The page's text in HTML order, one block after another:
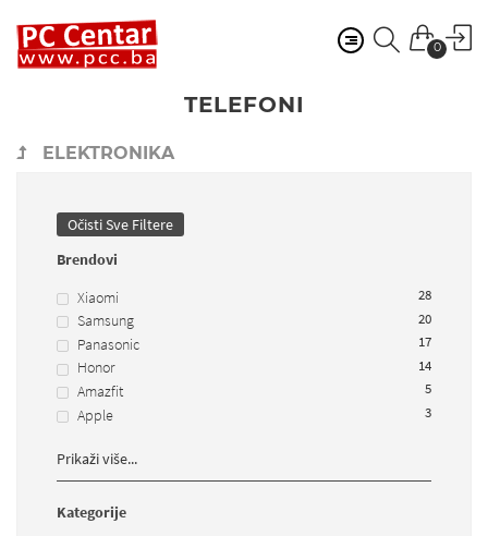
0
TELEFONI
ELEKTRONIKA
Očisti Sve Filtere
Brendovi
Xiaomi
28
Samsung 20
Panasonic 17
Honor 14
Amazfit 5
Apple 3
Prikaži više...
Kategorije